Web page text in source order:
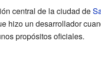
central de la ciudad de
hizo un desarrollador
propósitos oficiales.